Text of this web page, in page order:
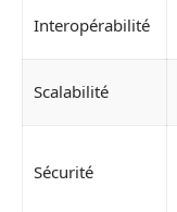
Interopérabilité
Scalabilité
Sécurité